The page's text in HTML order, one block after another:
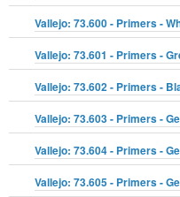
Vallejo: 73.600 - Primers -
Vallejo: 73.601 - Primers -
Vallejo: 73.602 - Primers -
Vallejo: 73.603 - Primers -
Vallejo: 73.604 - Primers -
Vallejo: 73.605 - Primers -